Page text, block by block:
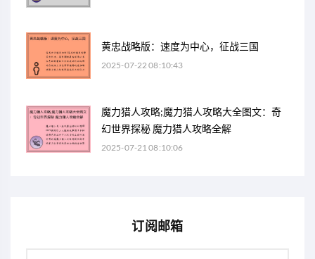
黄忠战略版：速度为中心，征战三国
2025-07-22 08:10:43
魔力猎人攻略;魔力猎人攻略大全图文：奇
幻世界探秘 魔力猎人攻略全解
2025-07-21 08:10:06
订阅邮箱